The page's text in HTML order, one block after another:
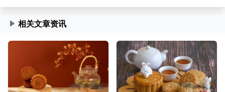
相关文章资讯